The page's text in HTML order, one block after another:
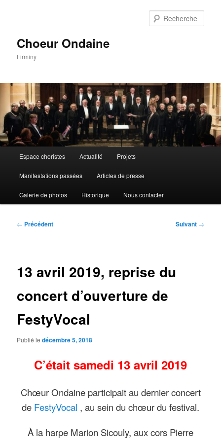
Choeur Ondaine
Firminy
principal
Espace choristes Actualité Projets
Manifestations passées Articles de presse
Galerie de photos Historique Nous contacter
Navigation
← Précédent Suivant →
13 avril 2019, reprise du
concert d’ouverture de
FestyVocal
Publié ledécembre 5, 2018
C’était samedi 13 avril 2019
Chœur Ondaine participait au dernier concert
de FestyVocal , au sein du chœur du festival.
À la harpe Marion Sicouly, aux cors Pierre